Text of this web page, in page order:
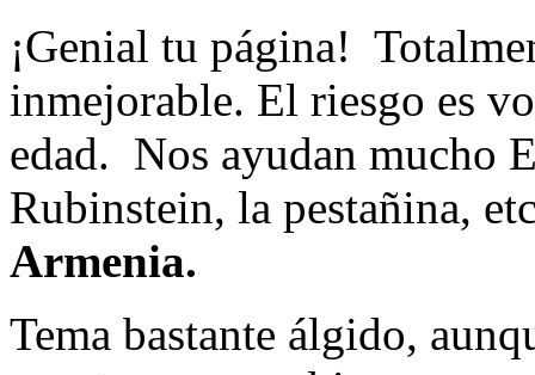
¡Genial tu página!
inmejorable. El riesgo es
edad. Nos ayudan mucho
Rubinstein, la pestañina,
Armenia.
Tema bastante álgido,